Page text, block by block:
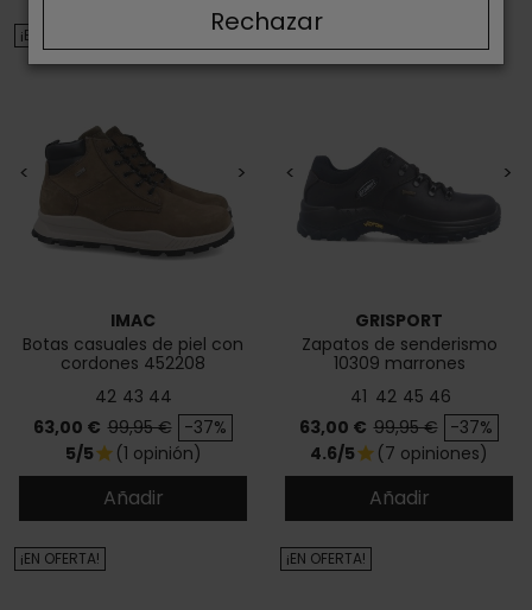
< >
IMAC
Botas casuales de piel con
cordones 452208
42 43 44
Precio
63,00 € Precio base
99,95 € -37%
¡EN OFERTA!
5/5star (1 opinión)
Añadir
< >
GRISPORT
Zapatos de senderismo
10309 marrones
41 42 45 46
Precio
63,00 € Precio base
99,95 € -37%
¡EN OFERTA!
4.6/5star (7 opiniones)
Añadir
¡EN OFERTA! ¡EN OFERTA!
Rechazar